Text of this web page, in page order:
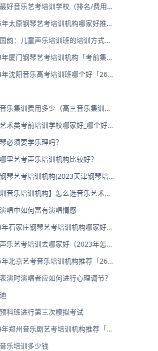
好音乐艺考培训学校（排名/费用多
太原钢琴艺考培训机构哪家好推荐
韵：儿童声乐培训班的培训方式多
厦门钢琴艺考培训机构「考前集训
沈阳音乐高考培训班哪个好「26
乐集训费用多少（高三音乐集训费
术类考前培训学校哪家好_哪个好_
必须要学乐理吗？
里艺考声乐培训机构比较好？
琴艺考培训机构(2023天津钢琴培
圳音乐培训机构】怎么选音乐艺术培
唱中如何富有演唱情感
石家庄钢琴艺考培训机构哪家好推
乐艺考培训去哪家好（2023年怎么
北京艺考音乐培训机构推荐「26
演时演唱者应如何进行心理调节？
科班进行第三次模拟考试
郑州音乐剧艺考培训机构推荐「考
乐培训多少钱